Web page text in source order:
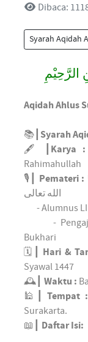
Dibaca:
Syarah Aqidah
الرَّحِيْمِ
Aqidah Ahlus
📚┃ Syarah
🖋 ┃ Karya :
Rahimahullah
🎙┃ Pemateri :
الله تعالى
- Alumnus
- Pengajar
Bukhari
🗓┃ Hari &
Syawal 1447
🕰┃ Waktu :
🕌┃Tempat :
Surakarta.
📖┃ Daftar Isi: